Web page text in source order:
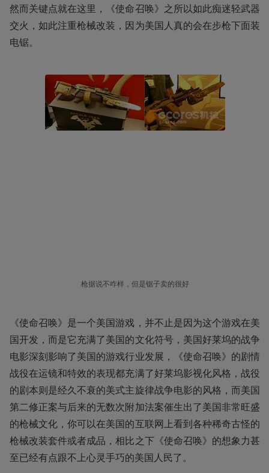
然而关键点就在这里，《使命召唤》之所以如此痴迷轻武器
交火，如此注重枪械改装，因为美国人真的会在步枪下面装
电锯。
枪据说不咋样，但是锯子卖的很好
《使命召唤》是一个美国游戏，并不止是因为这个游戏在美
国开发，而是它充满了美国的文化符号，美国好莱坞的战争
电影深刻影响了美国的游戏行业发展，《使命召唤》的剧情
战役在运镜和特效的表现都充满了好莱坞影视化风格，战役
的剧本则是经久不衰的美式主旋律战争电影的风格，而美国
第二修正案与后来的无数次附加法案催生出了美国非常旺盛
的枪械文化，你可以在美国的互联网上看到各种稀奇古怪的
枪械改装套件或者成品，相比之下《使命召唤》的想象力甚
至已经有点跟不上心灵手巧的美国人民了。